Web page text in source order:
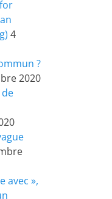
4
?
2020
avec »,